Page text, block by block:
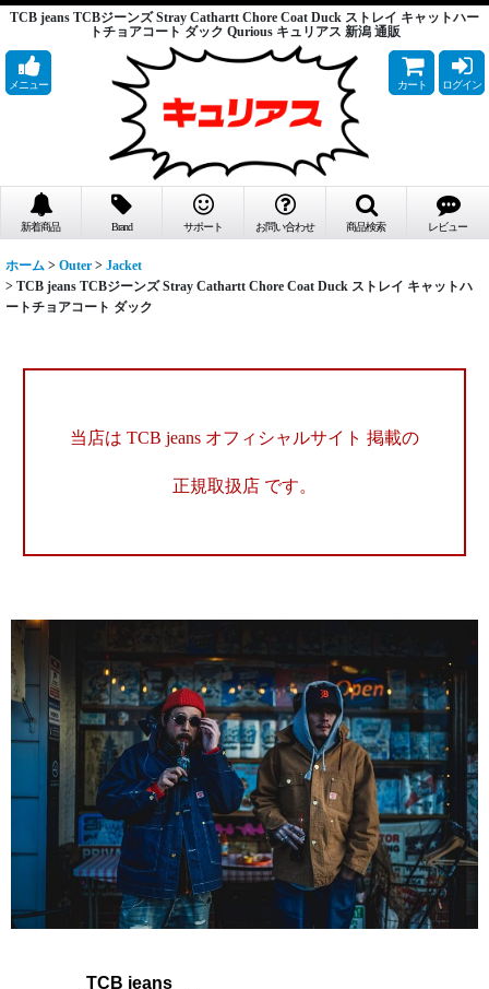
TCB jeans TCBジーンズ Stray Cathartt Chore Coat Duck ストレイ キャットハー
トチョアコート ダック Qurious キュリアス 新潟 通販
メニュー カート ログイン
新着商品 Brand サポート お問い合わせ 商品検索 レビュー
ホーム > Outer > Jacket
> TCB jeans TCBジーンズ Stray Cathartt Chore Coat Duck ストレイ キャットハ
ートチョアコート ダック
当店は TCB jeans オフィシャルサイト 掲載の
正規取扱店 です。